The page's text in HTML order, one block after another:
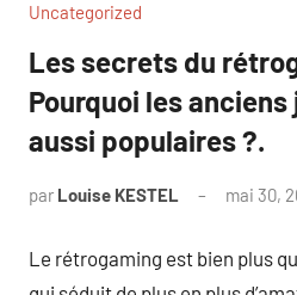
Uncategorized
Les secrets du
Pourquoi les
aussi populaires ?.
par Louise KESTEL mai 30,
Le rétrogaming est bien plus